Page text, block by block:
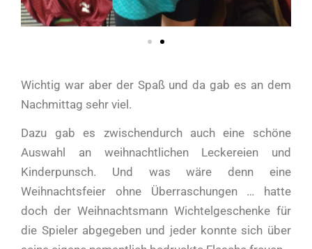
Wichtig war aber der Spaß und da gab es an dem
Nachmittag sehr viel.
Dazu gab es zwischendurch auch eine schöne
Auswahl an weihnachtlichen Leckereien und
Kinderpunsch. Und was wäre denn eine
Weihnachtsfeier ohne Überraschungen … hatte
doch der Weihnachtsmann Wichtelgeschenke für
die Spieler abgegeben und jeder konnte sich über